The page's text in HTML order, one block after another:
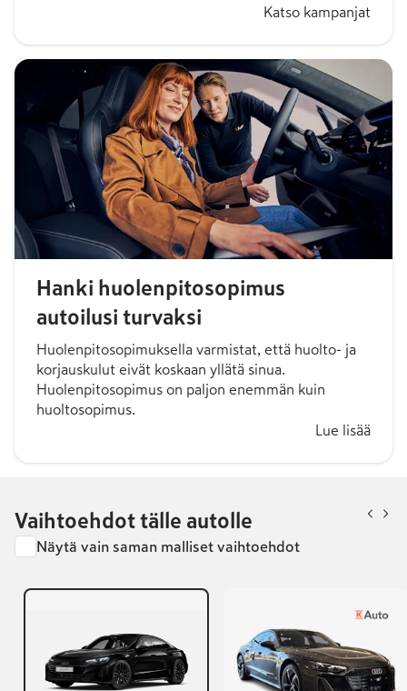
Katso kampanjat
Hanki huolenpitosopimus
autoilusi turvaksi
Huolenpitosopimuksella varmistat, että huolto- ja
korjauskulut eivät koskaan yllätä sinua.
Huolenpitosopimus on paljon enemmän kuin
huoltosopimus.
Lue lisää
Vaihtoehdot tälle autolle
Näytä vain saman malliset vaihtoehdot